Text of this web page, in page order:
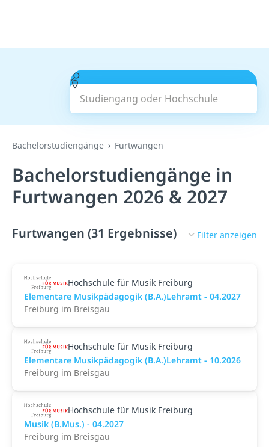
Studiengang oder Hochschule
Suchen
Bachelorstudiengänge Furtwangen
Bachelorstudiengänge in
Furtwangen 2026 & 2027
Furtwangen (31 Ergebnisse) Filter anzeigen
Hochschule für Musik Freiburg
Elementare Musikpädagogik (B.A.)Lehramt - 04.2027
Freiburg im Breisgau
Hochschule für Musik Freiburg
Elementare Musikpädagogik (B.A.)Lehramt - 10.2026
Freiburg im Breisgau
Hochschule für Musik Freiburg
Musik (B.Mus.) - 04.2027
Freiburg im Breisgau